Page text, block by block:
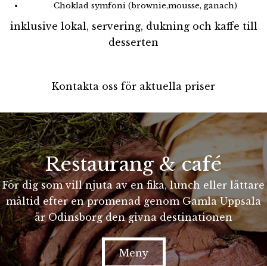
Choklad symfoni (brownie,mousse, ganach)
inklusive lokal, servering, dukning och kaffe till
desserten
Kontakta oss för aktuella priser
Restaurang & café
För dig som vill njuta av en fika, lunch eller lättare
måltid efter en promenad genom Gamla Uppsala
är Odinsborg den givna destinationen
Meny